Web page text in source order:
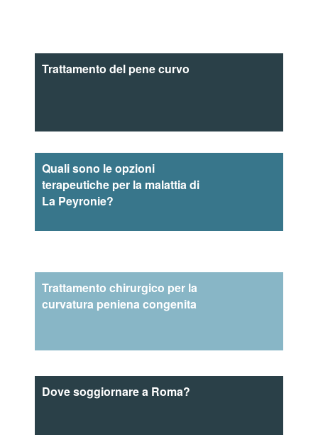
Trattamento del pene curvo
Quali sono le opzioni
terapeutiche per la malattia di
La Peyronie?
Trattamento chirurgico per la
curvatura peniena congenita
Dove soggiornare a Roma?